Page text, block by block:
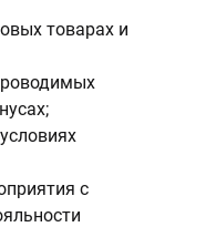
товарах и
с